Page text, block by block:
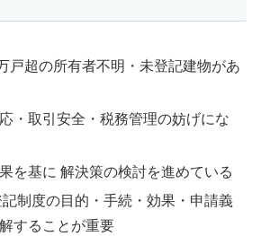
戸超の所有者不明・未登記建物があ
・取引安全・税務管理の妨げにな
を基に 解決策の検討を進めている
制度の目的・手続・効果・申請義
することが重要